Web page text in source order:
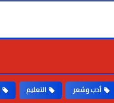
أدب وشعر التعليم